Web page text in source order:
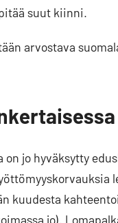
suut kiinni.
arvostava
jo hyväksytty
kuudesta
jo).